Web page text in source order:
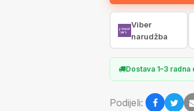
Viber
narudžba
Dostava 1–3 radna
Podijeli: